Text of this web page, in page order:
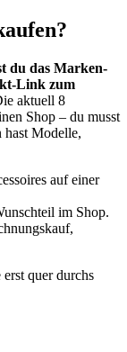
du das Marken-
Link zum
aktuell 8
Shop – du musst
hast Modelle,
auf einer
im Shop.
quer durchs